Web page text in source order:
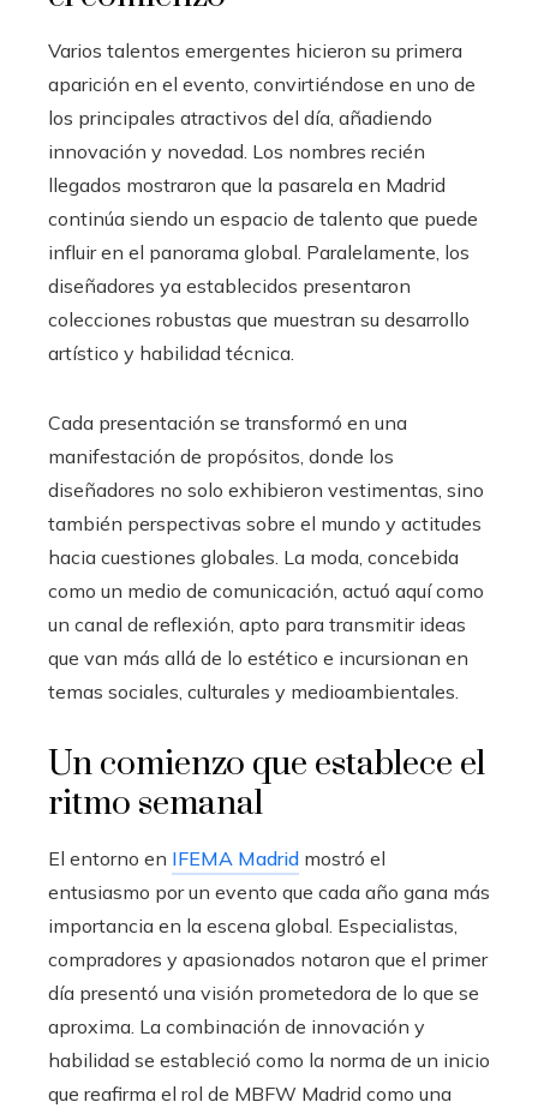
Varios talentos emergentes hicieron su primera
aparición en el evento, convirtiéndose en uno de
los principales atractivos del día, añadiendo
innovación y novedad. Los nombres recién
llegados mostraron que la pasarela en Madrid
continúa siendo un espacio de talento que puede
influir en el panorama global. Paralelamente, los
diseñadores ya establecidos presentaron
colecciones robustas que muestran su desarrollo
artístico y habilidad técnica.
Cada presentación se transformó en una
manifestación de propósitos, donde los
diseñadores no solo exhibieron vestimentas, sino
también perspectivas sobre el mundo y actitudes
hacia cuestiones globales. La moda, concebida
como un medio de comunicación, actuó aquí como
un canal de reflexión, apto para transmitir ideas
que van más allá de lo estético e incursionan en
temas sociales, culturales y medioambientales.
Un comienzo que establece el
ritmo semanal
El entorno en IFEMA Madrid mostró el
entusiasmo por un evento que cada año gana más
importancia en la escena global. Especialistas,
compradores y apasionados notaron que el primer
día presentó una visión prometedora de lo que se
aproxima. La combinación de innovación y
habilidad se estableció como la norma de un inicio
que reafirma el rol de MBFW Madrid como una